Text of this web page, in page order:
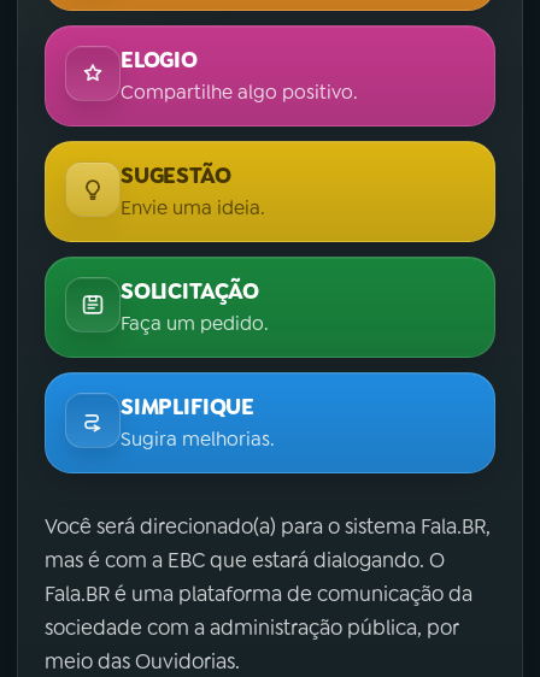
ELOGIO
Compartilhe algo positivo.
SUGESTÃO
Envie uma ideia.
SOLICITAÇÃO
Faça um pedido.
SIMPLIFIQUE
Sugira melhorias.
Você será direcionado(a) para o sistema Fala.BR,
mas é com a EBC que estará dialogando. O
Fala.BR é uma plataforma de comunicação da
sociedade com a administração pública, por
meio das Ouvidorias.